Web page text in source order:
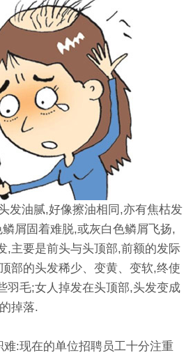
发油腻,好像擦油相同,亦有焦枯发
屑固着难脱,或灰白色鳞屑飞扬,
,主要是前头与头顶部,前额的发际
部的头发稀少、变黄、变软,终使
羽毛;女人掉发在头顶部,头发变成
掉落.
:现在的单位招聘员工十分注重